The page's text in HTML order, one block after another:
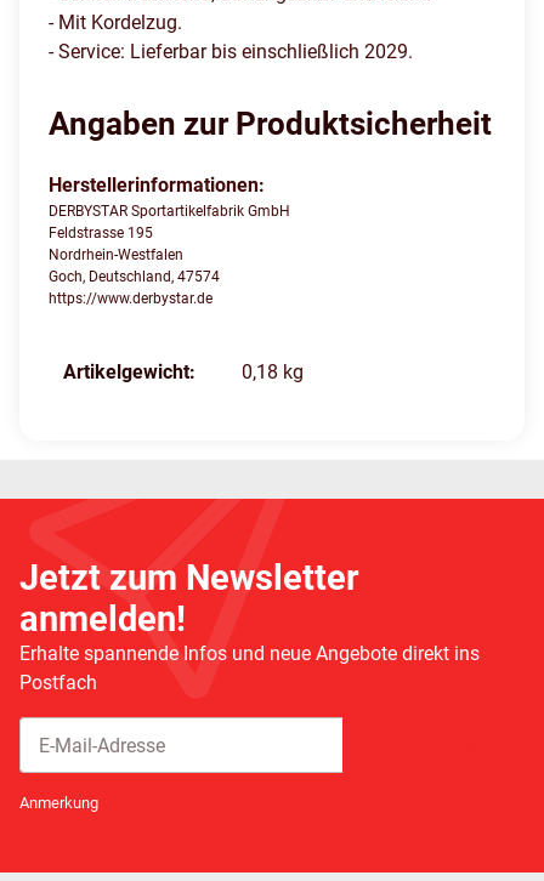
- Mit Kordelzug.
- Service: Lieferbar bis einschließlich 2029.
Angaben zur Produktsicherheit
Herstellerinformationen:
DERBYSTAR Sportartikelfabrik GmbH
Feldstrasse 195
Nordrhein-Westfalen
Goch, Deutschland, 47574
https://www.derbystar.de
Produkteigenschaft
Wert
Artikelgewicht: 0,18 kg
Jetzt zum Newsletter
anmelden!
Erhalte spannende Infos und neue Angebote direkt ins
Postfach
Anmerkung